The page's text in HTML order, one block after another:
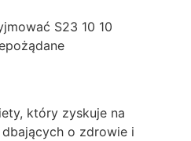
S23 10 10
który zyskuje na
o zdrowie i